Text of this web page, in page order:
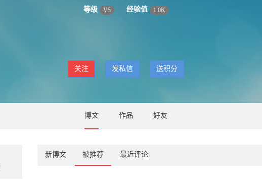
等级 V5 经验值 1.0K
关注 发私信 送积分
博文 作品 好友
新博文 被推荐 最近评论